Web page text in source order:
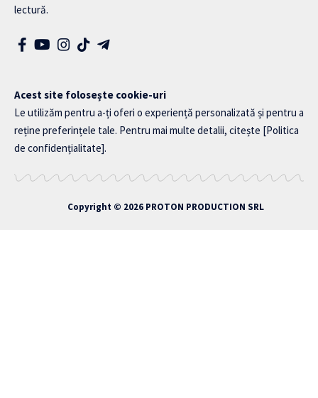
lectură.
Acest site folosește cookie-uri
Le utilizăm pentru a-ți oferi o experiență personalizată și pentru a
reține preferințele tale. Pentru mai multe detalii, citește [Politica
de confidențialitate].
Copyright © 2026 PROTON PRODUCTION SRL